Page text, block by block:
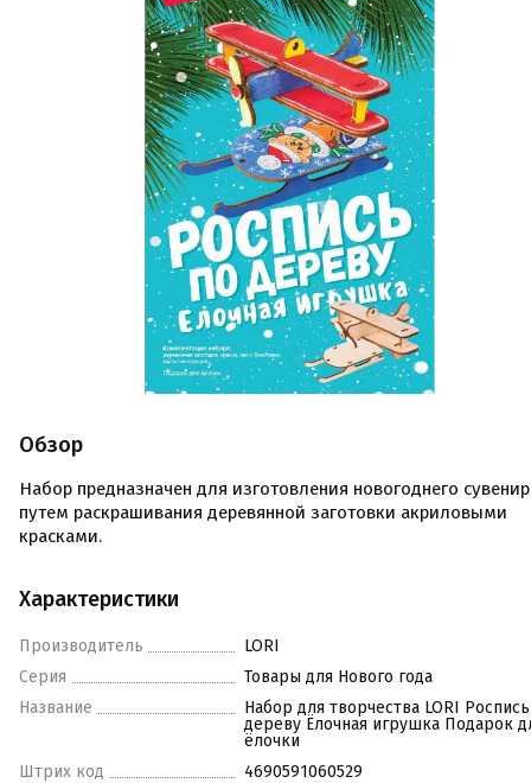
Обзор
Набор предназначен для изготовления новогоднего
путем раскрашивания деревянной заготовки акриловыми
красками.
Характеристики
Производитель
LORI
Серия
Товары для Нового года
Название
Набор для творчества LORI
дереву Ёлочная игрушка Подарок
ёлочки
Штрих код
4690591060529